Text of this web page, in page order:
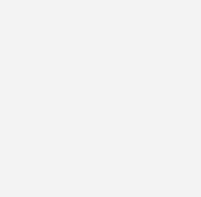
gegeben:
kann der Nachweis alternativ
30 Prozent der
geführt werden."